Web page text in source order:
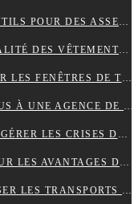
LE FRETTAGE : TECHNIQUES ET OUTILS POUR DES ASSEMBLAGES PARFAITS
LES AVANTAGES DE LA HAUTE QUALITÉ DES VÊTEMENTS DE SPORT
LES MATÉRIAUX POPULAIRES POUR LES FENÊTRES DE TOIT : AVANTAGES ET INCONVÉNIENTS
POURQUOI CONFIER VOS CONTENUS À UNE AGENCE DE RÉDACTION ? LA CLÉ DU SUCCÈS EN LIGNE
STRATÉGIES POUR ORGANISER ET GÉRER LES CRISES DANS UNE ENTREPRISE
APPLICATIONS IPTV : LUMIÈRES SUR LES AVANTAGES DE LEUR UTILISATION
NAVETTE AÉROPORT LYON : UTILISER LES TRANSPORTS PUBLICS ET TAXIS